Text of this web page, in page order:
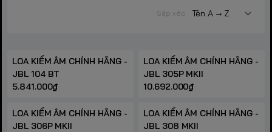
Sắp xếp
LOA KIỂM ÂM CHÍNH HÃNG -
JBL 104 BT
5.841.000₫
LOA KIỂM ÂM CHÍNH HÃNG -
JBL 305P MKII
10.692.000₫
LOA KIỂM ÂM CHÍNH HÃNG -
JBL 306P MKII
LOA KIỂM ÂM CHÍNH HÃNG -
JBL 308 MKII